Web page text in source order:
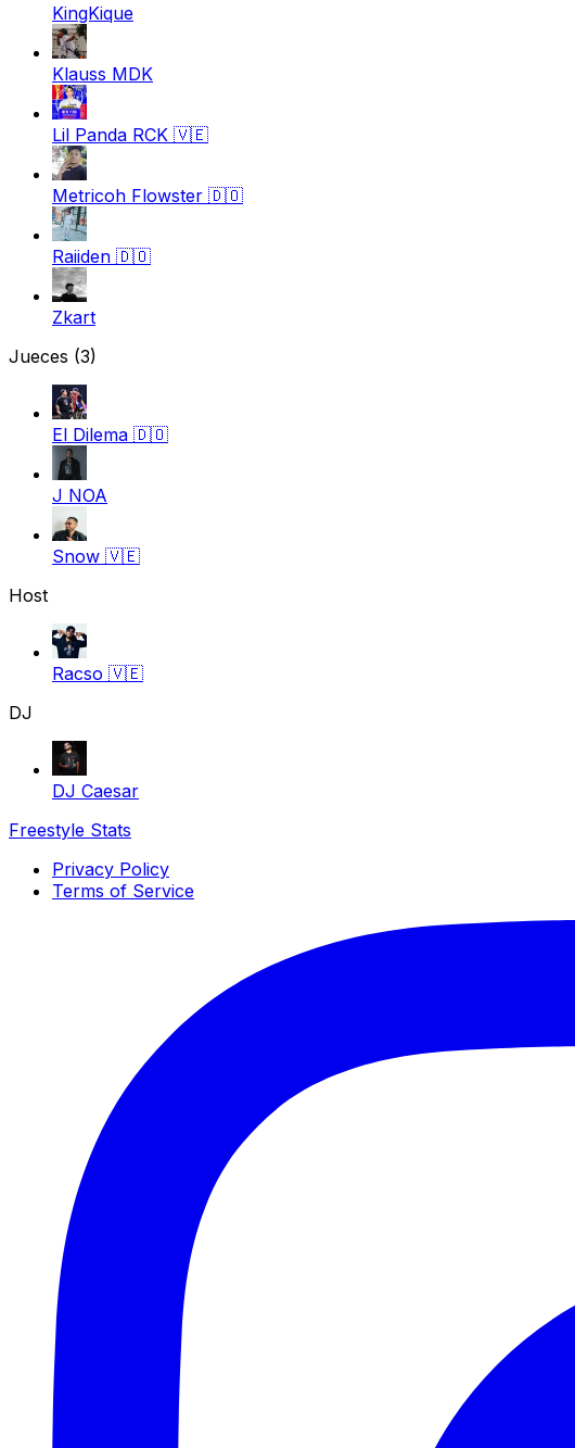
KingKique
Klauss MDK
Lil Panda RCK 🇻🇪
Metricoh Flowster 🇩🇴
Raiiden 🇩🇴
Zkart
Jueces (3)
El Dilema 🇩🇴
J NOA
Snow 🇻🇪
Host
Racso 🇻🇪
DJ
DJ Caesar
Freestyle Stats
Privacy Policy
Terms of Service